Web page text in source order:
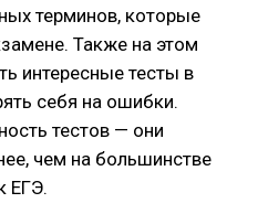
терминов, которые
Также на этом
интересные тесты в
себя на ошибки.
тестов — они
чем на большинстве
ЕГЭ.